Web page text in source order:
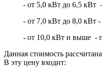
- от 5,0 кВт до 6,5 кВт -
- от 7,0 кВт до 8,0 кВт -
- от 10,0 кВт и выше -
Данная стоимость
В эту цену входит: